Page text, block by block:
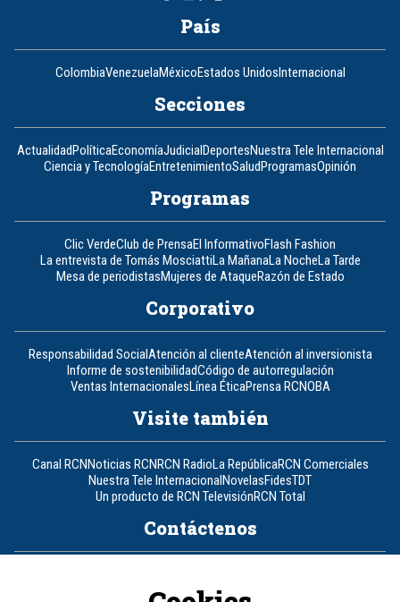
País
ColombiaVenezuelaMéxicoEstados UnidosInternacional
Secciones
ActualidadPolíticaEconomíaJudicialDeportesNuestra Tele Internacional
Ciencia y TecnologíaEntretenimientoSaludProgramasOpinión
Programas
Clic VerdeClub de PrensaEl InformativoFlash Fashion
La entrevista de Tomás MosciattiLa MañanaLa NocheLa Tarde
Mesa de periodistasMujeres de AtaqueRazón de Estado
Corporativo
Responsabilidad SocialAtención al clienteAtención al inversionista
Informe de sostenibilidadCódigo de autorregulación
Ventas InternacionalesLínea ÉticaPrensa RCNOBA
Visite también
Canal RCNNoticias RCNRCN RadioLa RepúblicaRCN Comerciales
Nuestra Tele InternacionalNovelasFidesTDT
Un producto de RCN TelevisiónRCN Total
Contáctenos